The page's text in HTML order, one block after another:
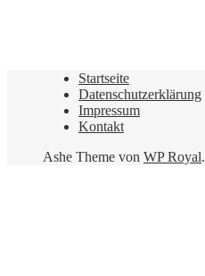
Startseite
Datenschutzerklärung
Impressum
Kontakt
Ashe Theme von WP Royal.